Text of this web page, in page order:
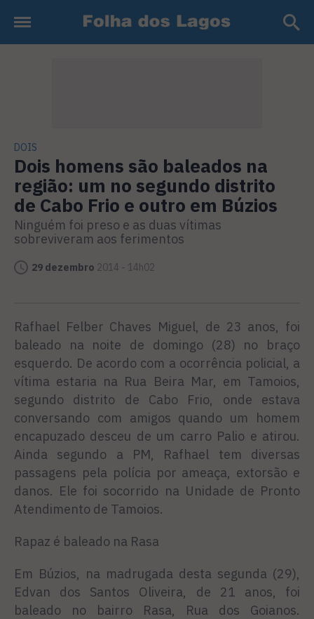
DOIS
Dois homens são baleados na
região: um no segundo distrito
de Cabo Frio e outro em Búzios
Ninguém foi preso e as duas vítimas
sobreviveram aos ferimentos
29 dezembro 2014 - 14h02
Rafhael Felber Chaves Miguel, de 23 anos, foi
baleado na noite de domingo (28) no braço
esquerdo. De acordo com a ocorrência policial, a
vítima estaria na Rua Beira Mar, em Tamoios,
segundo distrito de Cabo Frio, onde estava
conversando com amigos quando um homem
encapuzado desceu de um carro Palio e atirou.
Ainda segundo a PM, Rafhael tem diversas
passagens pela polícia por ameaça, extorsão e
danos. Ele foi socorrido na Unidade de Pronto
Atendimento de Tamoios.
Rapaz é baleado na Rasa
Em Búzios, na madrugada desta segunda (29),
Edvan dos Santos Oliveira, de 21 anos, foi
baleado no bairro Rasa, Rua dos Goianos.